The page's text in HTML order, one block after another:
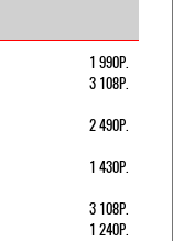
1 990Р.
3 108Р.
2 490Р.
1 430Р.
3 108Р.
1 240Р.